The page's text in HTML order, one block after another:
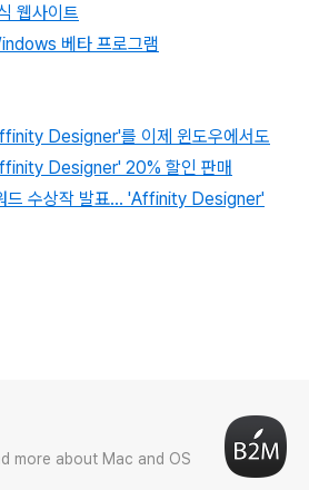
웹사이트
베타 프로그램
Designer'를 이제 윈도우에서도
Designer' 20% 할인 판매
드 수상작 발표... 'Affinity Designer'
more about Mac and OS